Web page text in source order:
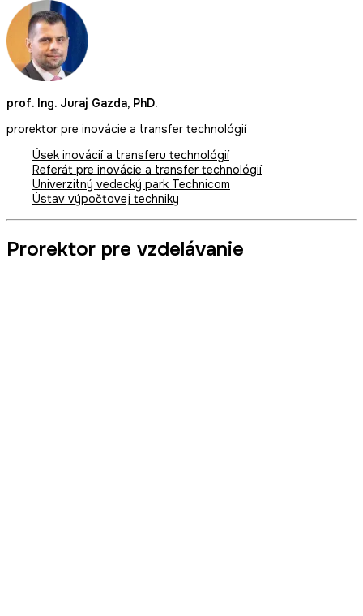
prof. Ing. Juraj Gazda, PhD.
prorektor pre inovácie a transfer technológií
Úsek inovácií a transferu technológií
Referát pre inovácie a transfer technológií
Univerzitný vedecký park Technicom
Ústav výpočtovej techniky
Prorektor pre vzdelávanie